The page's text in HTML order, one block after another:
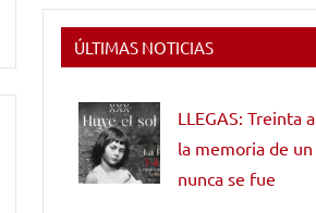
ÚLTIMAS NOTICIAS
LLEGAS: Treinta
la memoria de
nunca se fue